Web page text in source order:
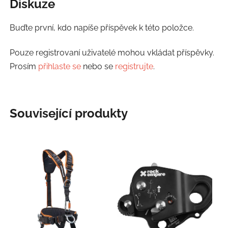
Diskuze
Buďte první, kdo napíše příspěvek k této položce.
Pouze registrovaní uživatelé mohou vkládat příspěvky.
Prosím přihlaste senebo se registrujte.
Související produkty